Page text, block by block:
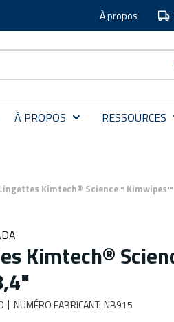
À propos
À PROPOS RESSOURCES
Kimtech® Science™ Kimwipes™
Kimtech®
NUMÉRO FABRICANT: NB915